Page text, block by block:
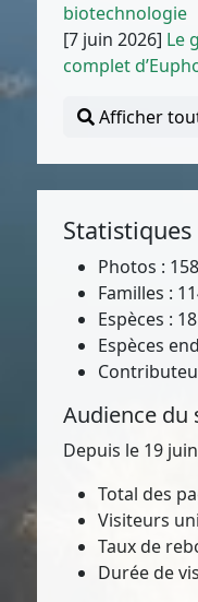
biotechnologie
[7 juin 2026] Le
complet
Afficher
Statistiques
Photos :
Familles :
Espèces :
Espèces
Audience du
Depuis le 19
Total des
Visiteurs
Taux de
Durée de